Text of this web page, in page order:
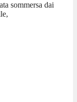
sommersa dai